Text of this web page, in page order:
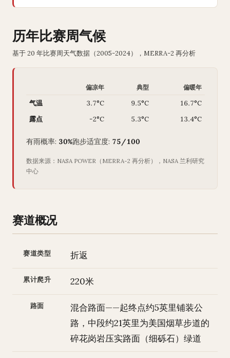
历年比赛周气候
基于 20 年比赛周天气数据（2005-2024），MERRA-2 再分析
偏凉年 典型 偏暖年
气温 3.7°C 9.5°C
16.7°C
露点
-2°C 5.3°C 13.4°C
有雨概率: 30%跑步适宜度: 75/100
数据来源：NASA POWER（MERRA-2 再分析），NASA 兰利研究
中心
赛道概况
赛道类型 折返
累计爬升 220米
路面
混合路面——起终点约5英里铺装公
路，中段约21英里为美国烟草步道的
碎花岗岩压实路面（细砾石）绿道